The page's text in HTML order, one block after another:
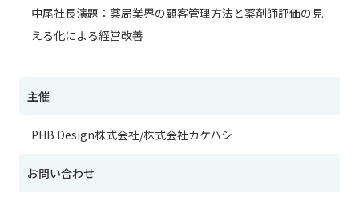
中尾社長演題：薬局業界の顧客管理方法と薬剤師評価の見
える化による経営改善
主催
PHB Design株式会社/株式会社カケハシ
お問い合わせ